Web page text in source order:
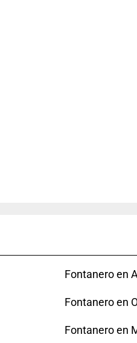
Fontanero en
Fontanero en
Fontanero en